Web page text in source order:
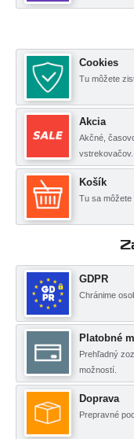
Cookies
Tu môžete
Akcia
Akčné,
vstrekovačov.
Košík
Tu sa môžete
GDPR
Chránime
Platobné
Prehľadný
možností.
Doprava
Prepravné